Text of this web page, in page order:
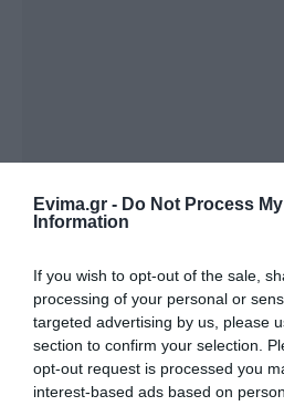
Evima.gr - Do Not Process
Information
If you wish to opt-out of the sale,
processing of your personal or
targeted advertising by us, please
section to confirm your selection.
opt-out request is processed you
interest-based ads based on